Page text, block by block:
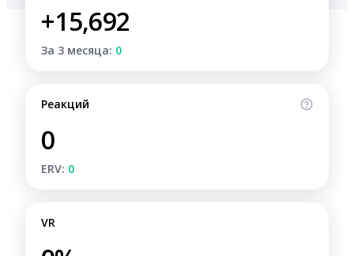
+15,692
За 3 месяца: 0
Реакций
0
ERV: 0
VR